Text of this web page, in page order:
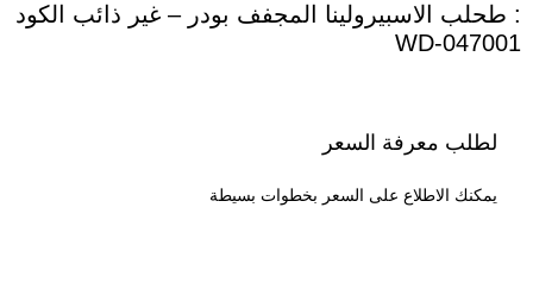
طحلب الاسبيرولينا المجفف بودر – غير ذائب الكود :
WD-047001
لطلب معرفة السعر
يمكنك الاطلاع على السعر بخطوات بسيطة